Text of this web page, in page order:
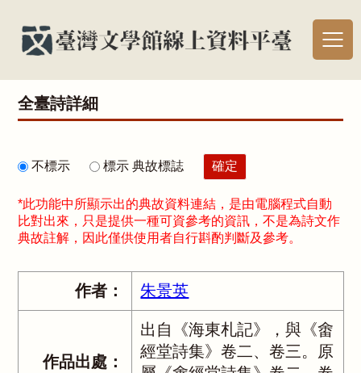
全臺詩詳細
不標示 標示 典故標誌
*此功能中所顯示出的典故資料連結，是由電腦程式自動
比對出來，只是提供一種可資參考的資訊，不是為詩文作
典故註解，因此僅供使用者自行斟酌判斷及參考。
作者： 朱景英
作品出處：
出自《海東札記》，與《畬
經堂詩集》卷二、卷三。原